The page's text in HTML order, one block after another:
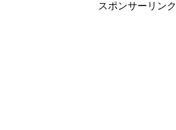
スポンサーリンク